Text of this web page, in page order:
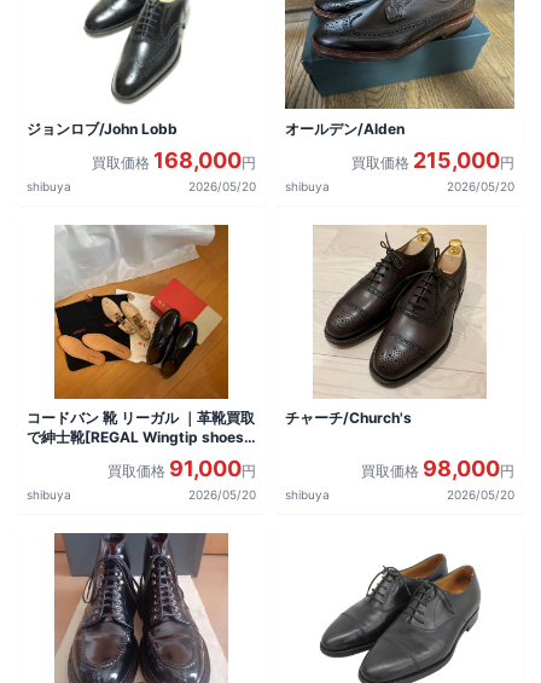
ジョンロブ/John Lobb
買取価格 168,000円
shibuya 2026/05/20
オールデン/Alden
買取価格 215,000円
shibuya 2026/05/20
コードバン 靴 リーガル ｜革靴買取
で紳士靴[REGAL Wingtip shoes]
買取価格 91,000円
shibuya 2026/05/20
チャーチ/Church's
買取価格 98,000円
shibuya 2026/05/20